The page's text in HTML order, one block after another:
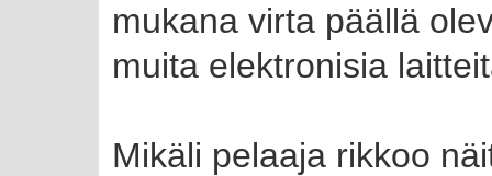
mukana virta päällä
muita elektronisia
Mikäli pelaaja rikkoo